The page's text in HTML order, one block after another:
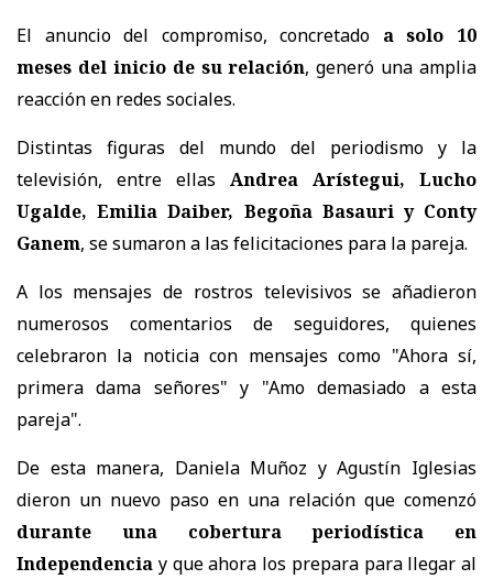
El anuncio del compromiso, concretado a solo 10
meses del inicio de su relación, generó una amplia
reacción en redes sociales.
Distintas figuras del mundo del periodismo y la
televisión, entre ellas Andrea Arístegui, Lucho
Ugalde, Emilia Daiber, Begoña Basauri y Conty
Ganem, se sumaron a las felicitaciones para la pareja.
A los mensajes de rostros televisivos se añadieron
numerosos comentarios de seguidores, quienes
celebraron la noticia con mensajes como "Ahora sí,
primera dama señores" y "Amo demasiado a esta
pareja".
De esta manera, Daniela Muñoz y Agustín Iglesias
dieron un nuevo paso en una relación que comenzó
durante una cobertura periodística en
Independencia y que ahora los prepara para llegar al